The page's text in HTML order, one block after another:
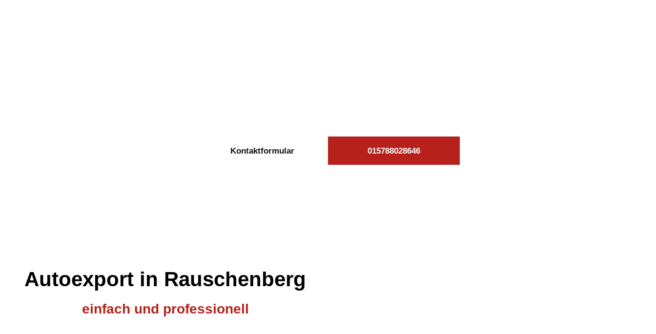
Kontaktformular 015788028646
Autoexport in Rauschenberg
einfach und professionell